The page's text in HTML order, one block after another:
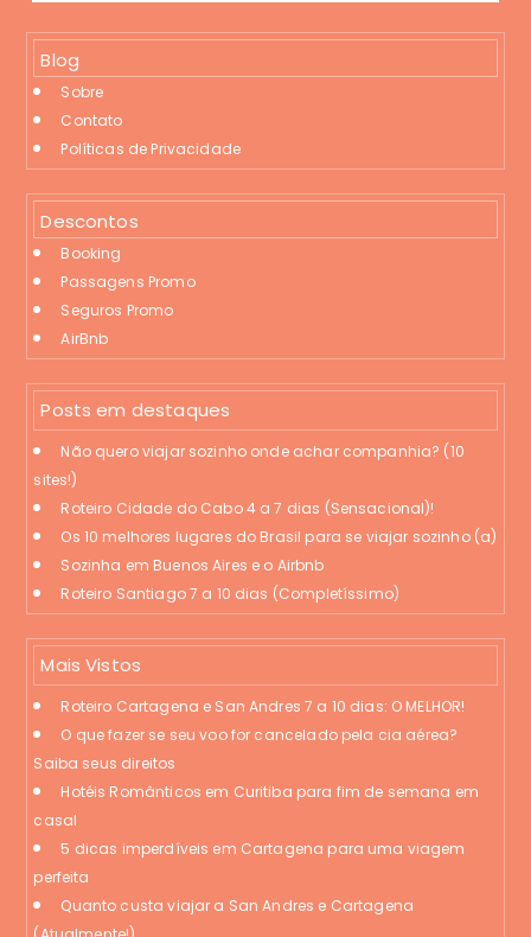
Blog
Sobre
Contato
Políticas de Privacidade
Descontos
Booking
Passagens Promo
Seguros Promo
AirBnb
Posts em destaques
Não quero viajar sozinho onde achar companhia? (10
sites!)
Roteiro Cidade do Cabo 4 a 7 dias (Sensacional)!
Os 10 melhores lugares do Brasil para se viajar sozinho (a)
Sozinha em Buenos Aires e o Airbnb
Roteiro Santiago 7 a 10 dias (Completíssimo)
Mais Vistos
Roteiro Cartagena e San Andres 7 a 10 dias: O MELHOR!
O que fazer se seu voo for cancelado pela cia aérea?
Saiba seus direitos
Hotéis Românticos em Curitiba para fim de semana em
casal
5 dicas imperdíveis em Cartagena para uma viagem
perfeita
Quanto custa viajar a San Andres e Cartagena